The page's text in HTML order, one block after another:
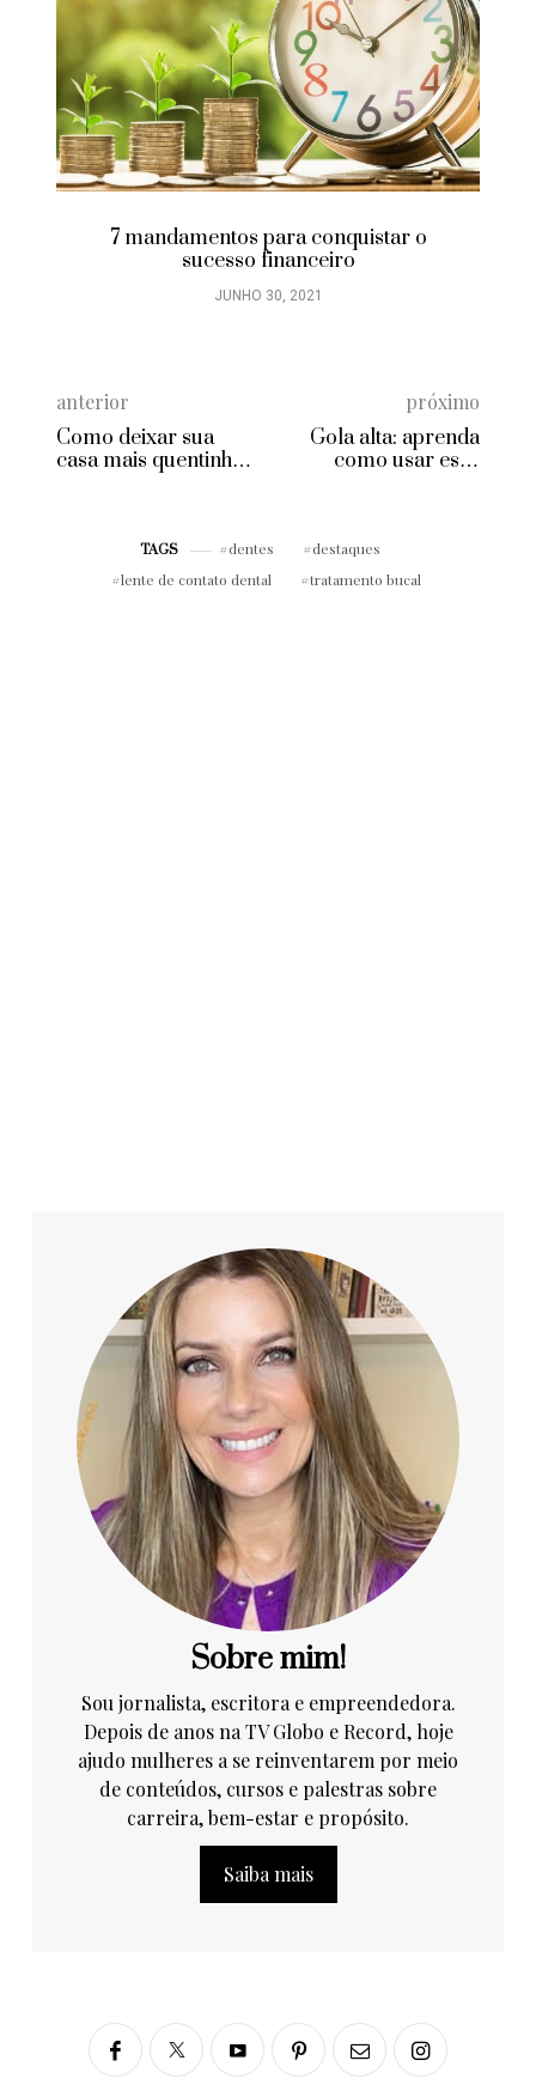
7 mandamentos para conquistar o
sucesso financeiro
JUNHO 30, 2021
anterior
Como deixar sua
casa mais quentinha
próximo
Gola alta: aprenda
como usar essa
TAGS dentes
destaques
lente de contato dental
tratamento bucal
Sobre mim!
Sou jornalista, escritora e empreendedora.
Depois de anos na TV Globo e Record, hoje
ajudo mulheres a se reinventarem por meio
de conteúdos, cursos e palestras sobre
carreira, bem-estar e propósito.
Saiba mais